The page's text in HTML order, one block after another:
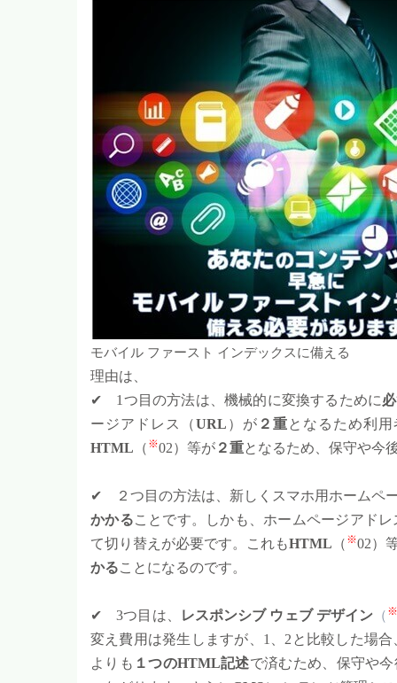
モバイル ファースト インデックスに備える
理由は、
✔ 1つ目の方法は、機械的に変換するために
ージアドレス（URL ）が ２重となるため利
HTML （ ※02）等が ２重となるため、保守や今
✔ ２つ目の方法は、新しくスマホ用ホームペ
かかることです。しかも、ホームページアドレ
て切り替えが必要です。これもHTML （ ※02）
かることになるのです。
✔ 3つ目は、 レスポンシブ ウェブ デザイン （
変え費用は発生しますが、1、2と比較した場合
よりも １つのHTML記述で済むため、保守や